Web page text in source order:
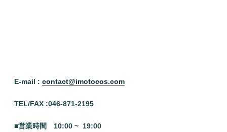
E-mail : contact@imotocos.com
TEL/FAX :046-871-2195
■営業時間 10:00 ~ 19:00